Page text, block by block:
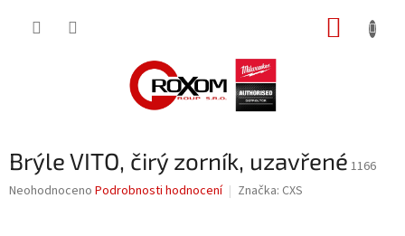
Brýle VITO, čirý zorník, uzavřené 1166
Průměrné
Neohodnoceno Podrobnosti hodnocení Značka: CXS